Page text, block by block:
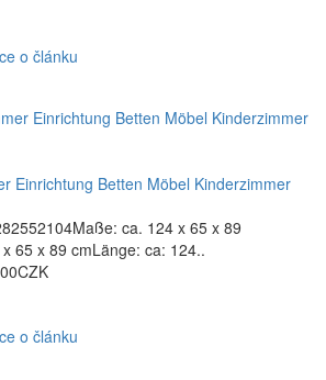
o článku
Einrichtung Betten Möbel Kinderzimmer
ca. 124 x 65 x 89
65 x 89 cmLänge: ca: 124..
o článku